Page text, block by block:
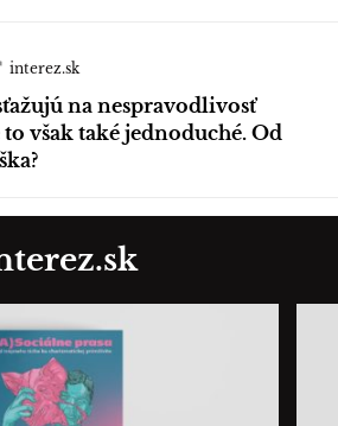
interez.sk
na nespravodlivosť
však také jednoduché. Od